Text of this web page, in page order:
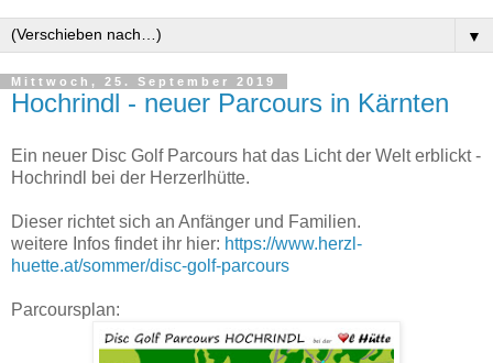
▼
Mittwoch, 25. September 2019
Hochrindl - neuer Parcours in Kärnten
Ein neuer Disc Golf Parcours hat das Licht der Welt erblickt -
Hochrindl bei der Herzerlhütte.
Dieser richtet sich an Anfänger und Familien.
weitere Infos findet ihr hier: https://www.herzl-
huette.at/sommer/disc-golf-parcours
Parcoursplan: